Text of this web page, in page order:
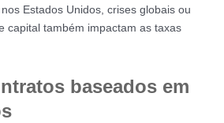
Estados Unidos, crises globais ou
capital também impactam as taxas
baseados em